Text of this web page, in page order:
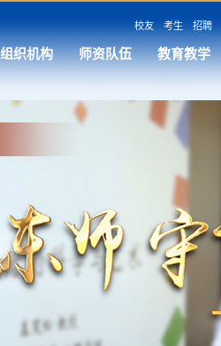
校友 考生 招聘
组织机构 师资队伍 教育教学